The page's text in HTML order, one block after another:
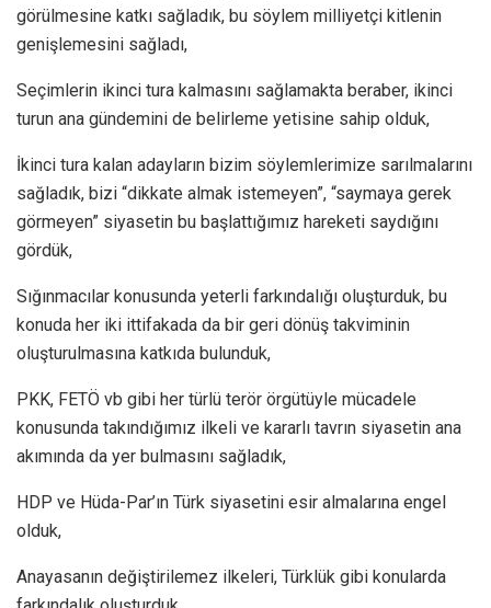
görülmesine katkı sağladık, bu söylem milliyetçi kitlenin
genişlemesini sağladı,
Seçimlerin ikinci tura kalmasını sağlamakta beraber, ikinci
turun ana gündemini de belirleme yetisine sahip olduk,
İkinci tura kalan adayların bizim söylemlerimize sarılmalarını
sağladık, bizi “dikkate almak istemeyen”, “saymaya gerek
görmeyen” siyasetin bu başlattığımız hareketi saydığını
gördük,
Sığınmacılar konusunda yeterli farkındalığı oluşturduk, bu
konuda her iki ittifakada da bir geri dönüş takviminin
oluşturulmasına katkıda bulunduk,
PKK, FETÖ vb gibi her türlü terör örgütüyle mücadele
konusunda takındığımız ilkeli ve kararlı tavrın siyasetin ana
akımında da yer bulmasını sağladık,
HDP ve Hüda-Par’ın Türk siyasetini esir almalarına engel
olduk,
Anayasanın değiştirilemez ilkeleri, Türklük gibi konularda